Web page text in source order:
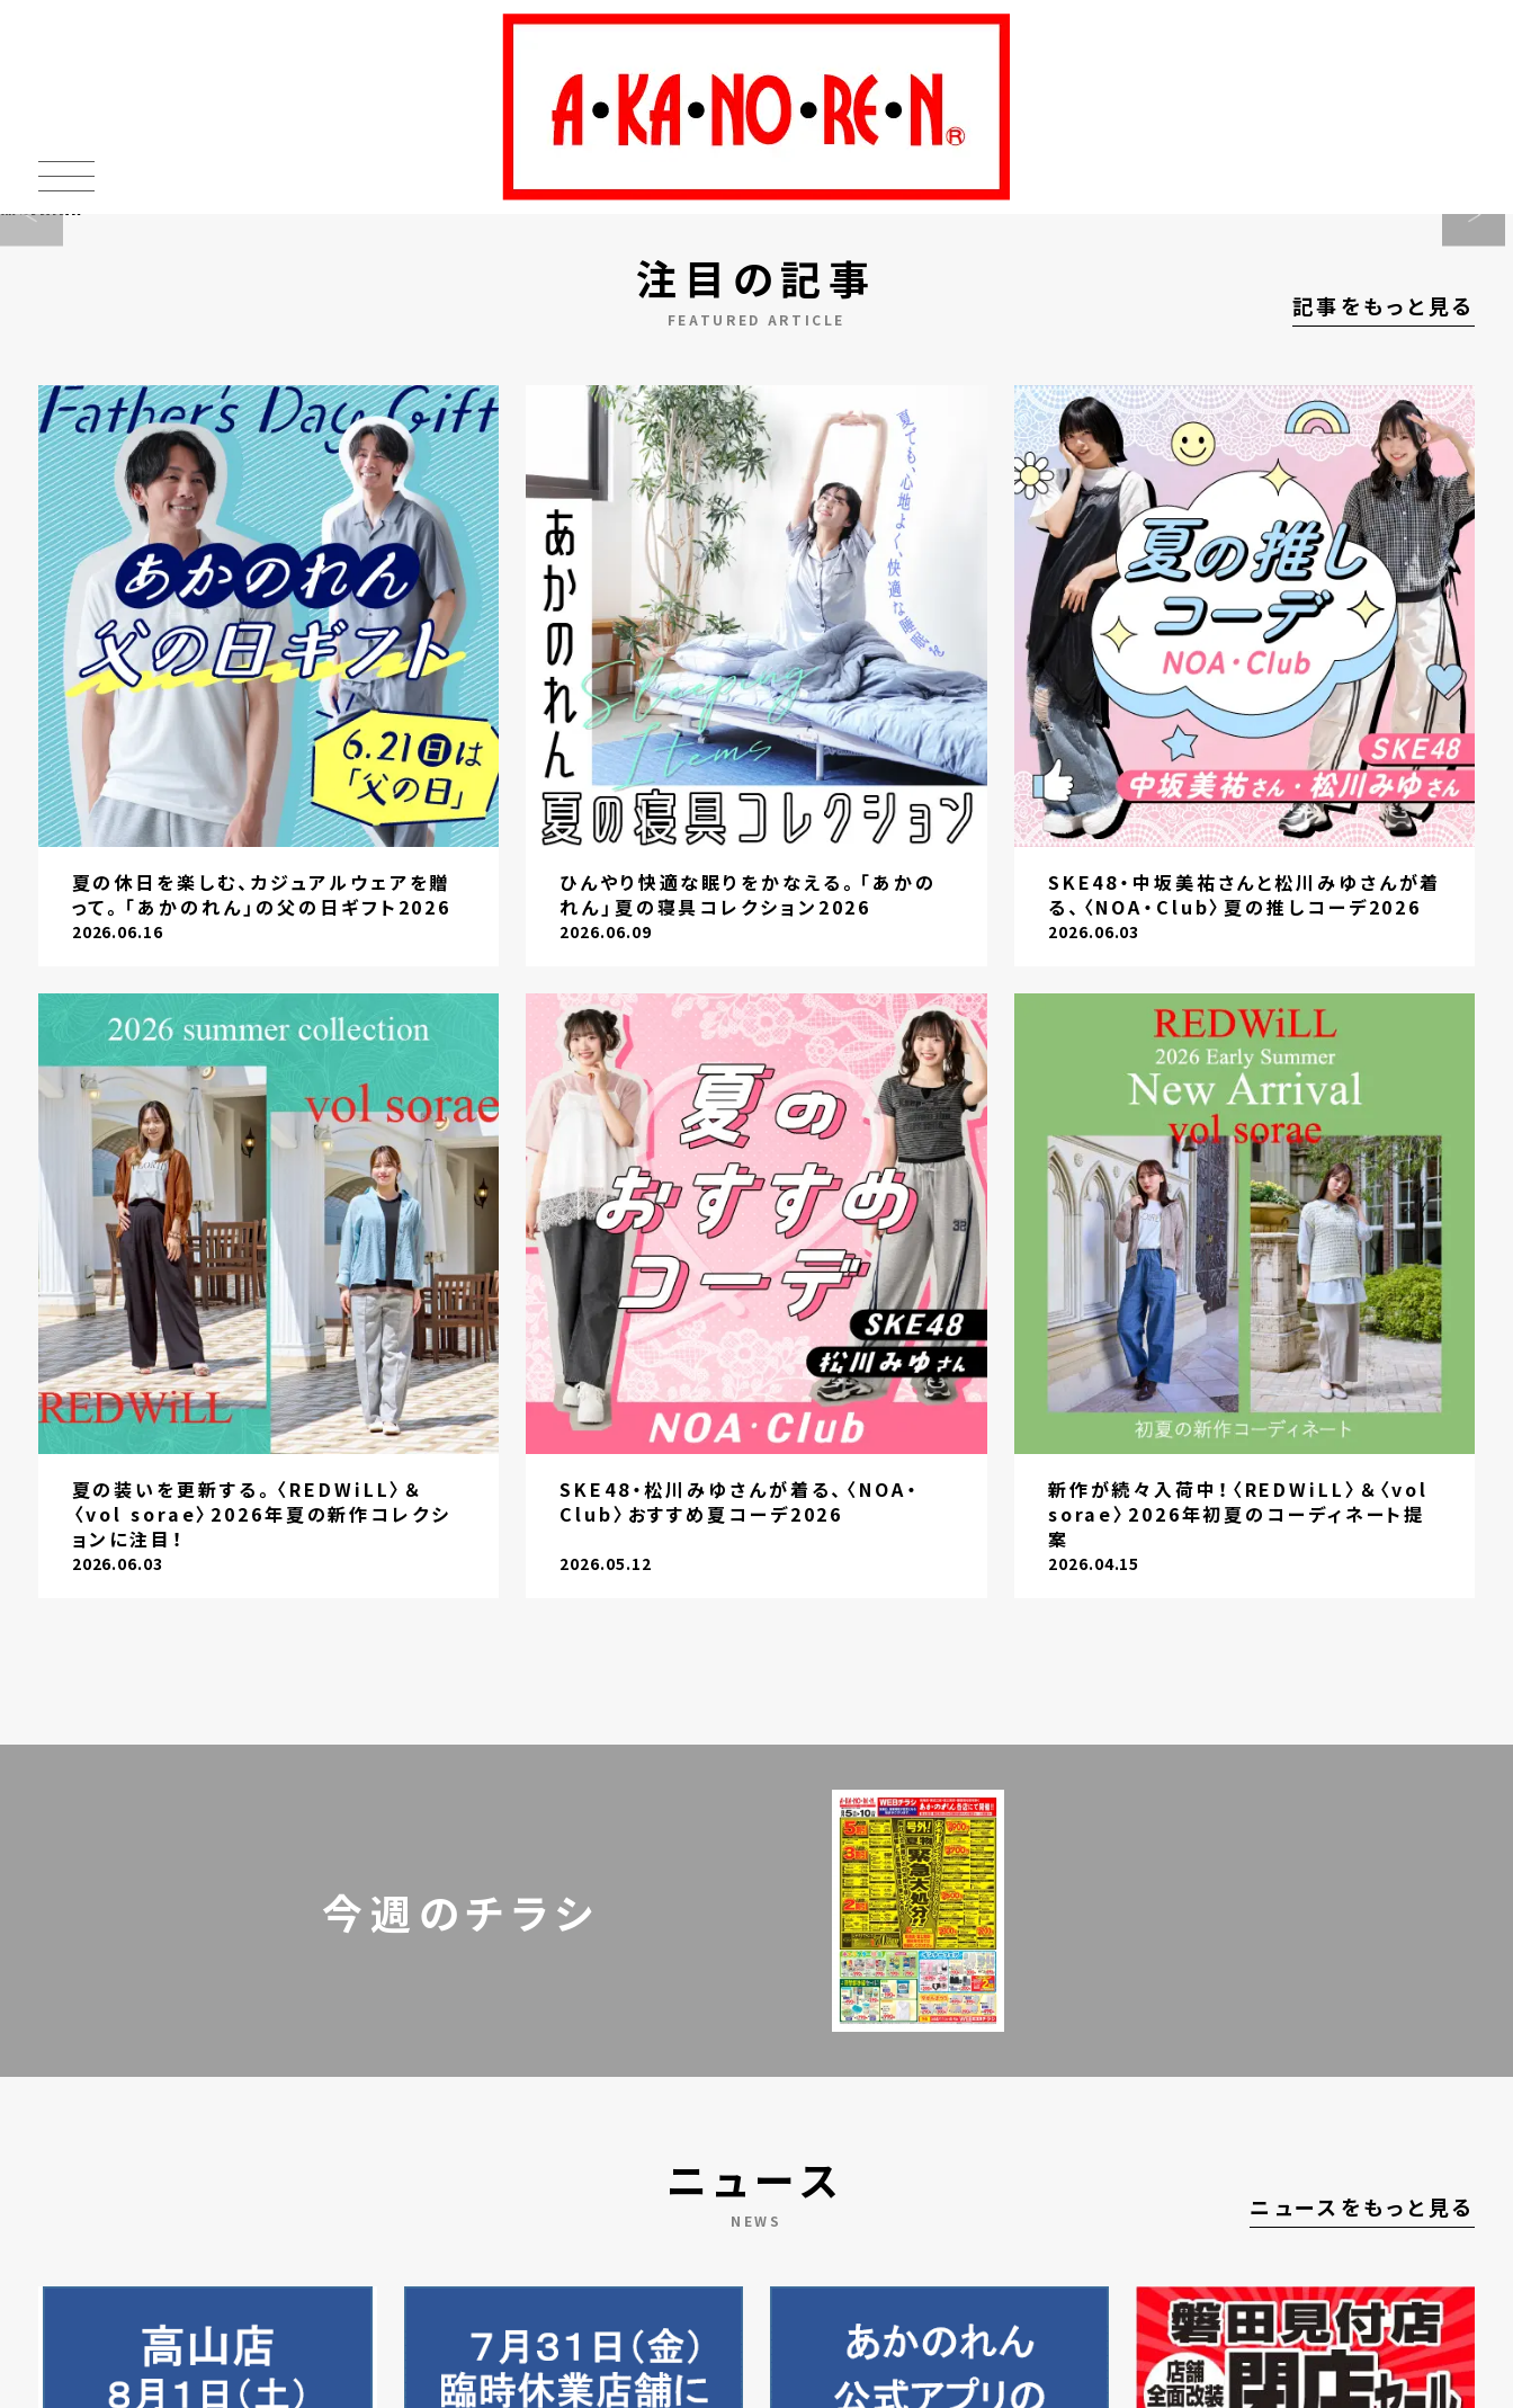
Warning
注目の記事
FEATURED ARTICLE
夏の休日を楽しむ、カジュアルウェアを贈
って。「あかのれん」の父の日ギフト2026
2026.06.16
ひんやり快適な眠りをかなえる。「あかの
れん」夏の寝具コレクション2026
2026.06.09
SKE48・中坂美祐さんと松川みゆさんが着
る、〈NOA・Club〉夏の推しコーデ2026
2026.06.03
夏の装いを更新する。〈REDWiLL〉＆
〈vol sorae〉2026年夏の新作コレクシ
ョンに注目！
2026.06.03
SKE48・松川みゆさんが着る、〈NOA・
Club〉おすすめ夏コーデ2026
2026.05.12
新作が続々入荷中！〈REDWiLL〉＆〈vol
sorae〉2026年初夏のコーディネート提
案
2026.04.15
記事をもっと見る
今週のチラシ
ニュース
NEWS ニュースをもっと見る